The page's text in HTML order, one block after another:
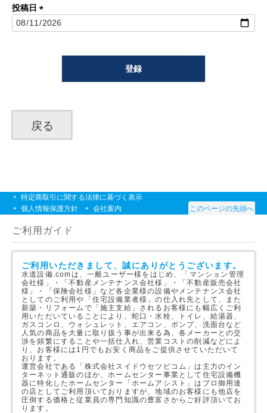
投稿日
(必
登録
戻る
特定商取引に関する法律に基づく表示
個人情報保護方針
会社案内 このページの先頭へ
ご利用ガイド
ご利用いただきまして、誠にありがとうございます。
水道設備.comは、一般ユーザー様をはじめ、「マンション管理
会社様」・「不動産メンテナンス会社様」・「不動産販売会社
様」・「保険会社様」など各企業様の設備やメンテナンス会社
としてのご利用や「住宅設備業者様」の仕入れ先として、また
新築・リフォームで「施主支給」されるお客様にも幅広くご利
用いただいていることにより、蛇口・水栓、トイレ、給湯器、
ガスコンロ、ウォシュレット、エアコン、ポンプ、洗面台など
人気の商品を大量に取り扱う事が出来る為、各メーカーとの交
渉を頻繁にすることや一括仕入れ、営業コストの削減などによ
り、お客様には1円でもお安く商品をご提供させていただいて
おります。
運営会社である「株式会社スイドウセツビコム」は主力のイン
ターネット通販のほか、ホームセンター事業として住宅設備機
器に特化したホームセンター「ホームアシスト」はプロ御用達
の店としてご利用頂いておりますが、地域のお客様にも他店を
圧倒する価格と従業員の専門知識の豊富さからご好評頂いてお
ります。